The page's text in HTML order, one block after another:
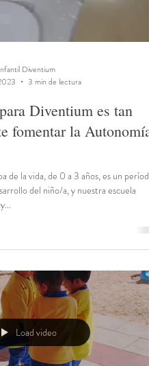
Diventium
3 min de lectura
Diventium es tan
fomentar la Autonomía
de la vida, de 0 a 3 años, es un período